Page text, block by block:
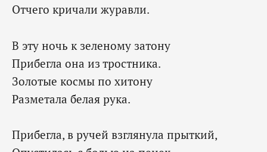
Отчего кричали журавли.
В эту ночь к зеленому затону
Прибегла она из тростника.
Золотые космы по хитону
Разметала белая рука.
Прибегла, в ручей взглянула прыткий,